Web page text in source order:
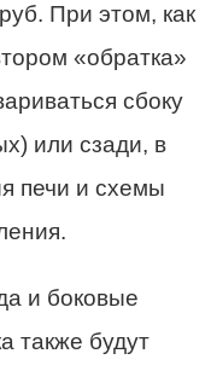
При этом, как
«обратка»
сбоку
или сзади, в
печи и схемы
и боковые
также будут